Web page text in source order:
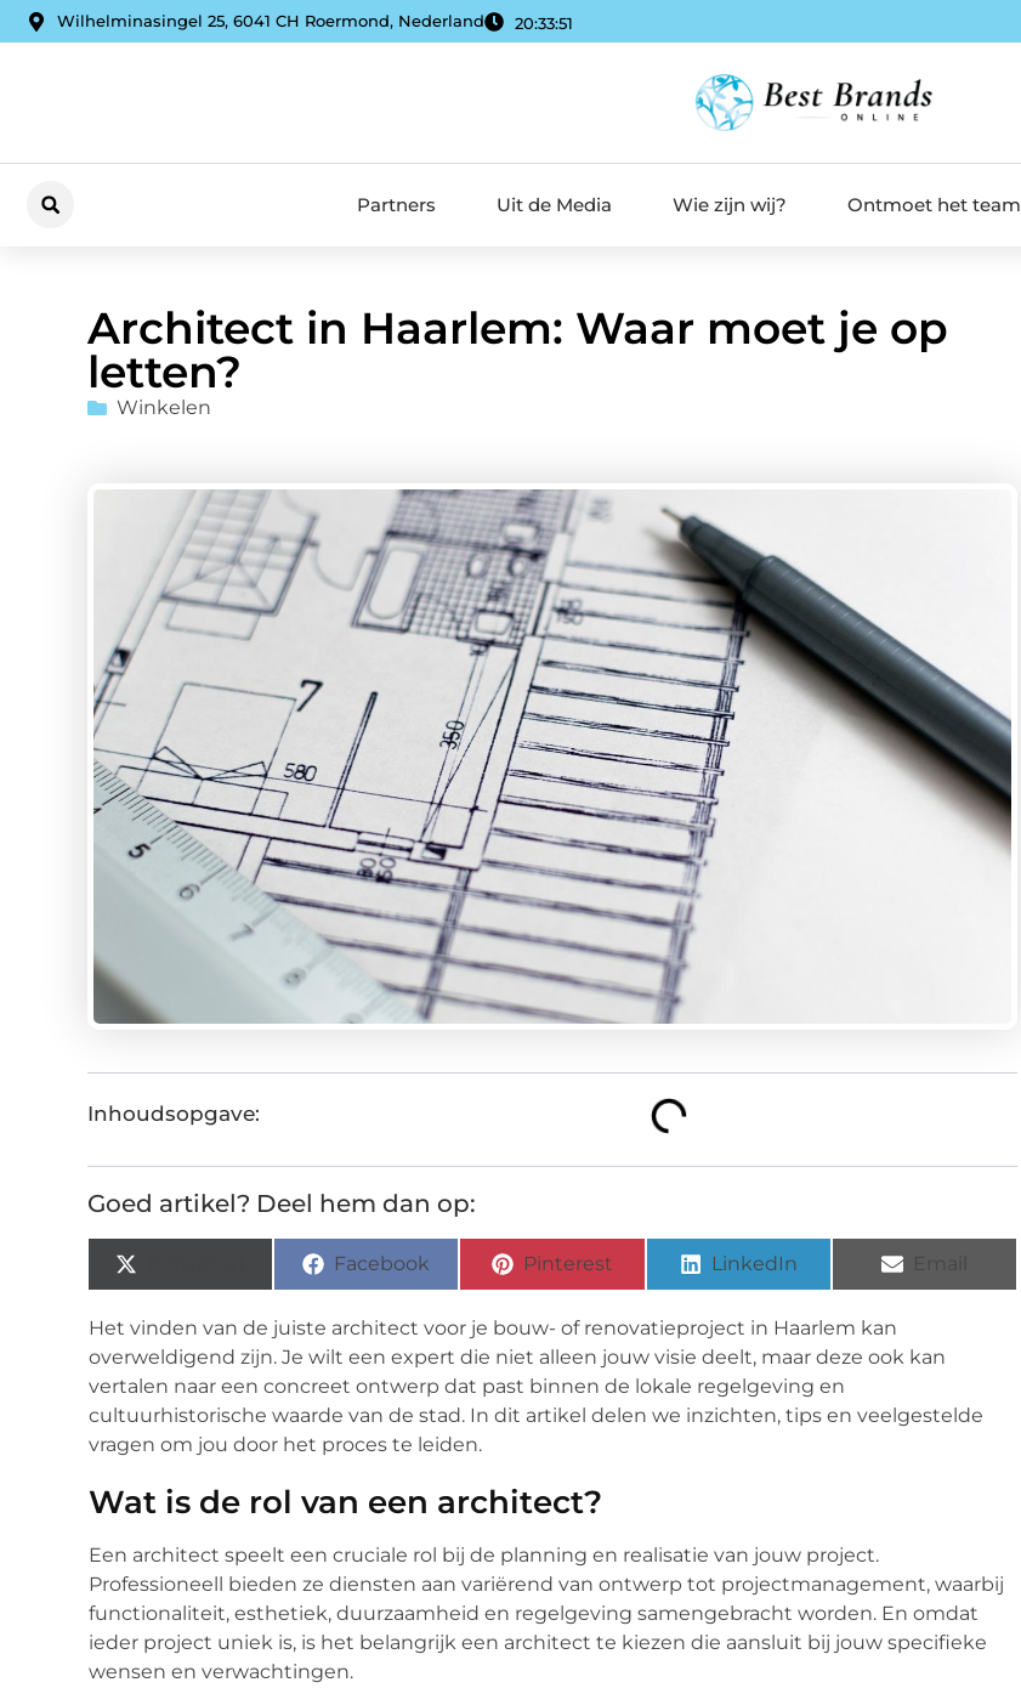
Wilhelminasingel 25, 6041 CH Roermond, Nederland 20:33:52
Partners Uit de Media Wie zijn wij? Ontmoet het team
Architect in Haarlem: Waar moet je op
letten?
Winkelen
Inhoudsopgave:
Goed artikel? Deel hem dan op:
Facebook Pinterest LinkedIn Email
Het vinden van de juiste architect voor je bouw- of renovatieproject in Haarlem kan
overweldigend zijn. Je wilt een expert die niet alleen jouw visie deelt, maar deze ook kan
vertalen naar een concreet ontwerp dat past binnen de lokale regelgeving en
cultuurhistorische waarde van de stad. In dit artikel delen we inzichten, tips en veelgestelde
vragen om jou door het proces te leiden.
Wat is de rol van een architect?
Een architect speelt een cruciale rol bij de planning en realisatie van jouw project.
Professioneell bieden ze diensten aan variërend van ontwerp tot projectmanagement, waarbij
functionaliteit, esthetiek, duurzaamheid en regelgeving samengebracht worden. En omdat
ieder project uniek is, is het belangrijk een architect te kiezen die aansluit bij jouw specifieke
wensen en verwachtingen.